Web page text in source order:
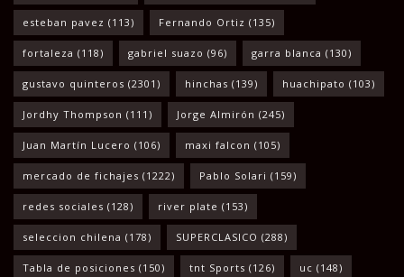
esteban pavez (113) Fernando Ortiz (135)
fortaleza (118) gabriel suazo (96) garra blanca (130)
gustavo quinteros (2301) hinchas (139) huachipato (103)
Jordhy Thompson (111) Jorge Almirón (245)
Juan Martín Lucero (106) maxi falcon (105)
mercado de fichajes (1222) Pablo Solari (159)
redes sociales (128) river plate (153)
seleccion chilena (178) SUPERCLASICO (288)
Tabla de posiciones (150) tnt Sports (126) uc (148)